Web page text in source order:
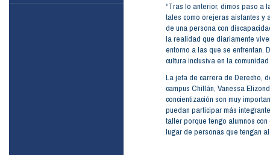
“Tras lo anterior, dimos paso a
tales como orejeras aislantes y
de una persona con
la realidad que diariamente
entorno a las que se enfrentan.
cultura inclusiva en la
La jefa de carrera de Derecho,
campus Chillán, Vanessa
concientización son muy
puedan participar más
taller porque tengo alumnos
lugar de personas que tengan